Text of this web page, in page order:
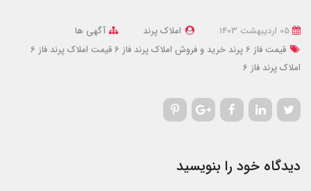
املاک پرند
آگهی ها
قیمت فاز 6 پرند
خرید و فروش املاک پرند فاز 6
قیمت املاک پرند فاز 6
املاک پرند فاز 6
دیدگاه خود را بنویسید